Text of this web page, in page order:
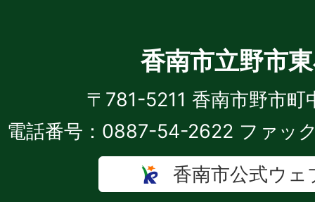
香南市立野市
〒781-5211 香南市野市町
電話番号：0887-54-2622 ファッ
香南市公式ウェ